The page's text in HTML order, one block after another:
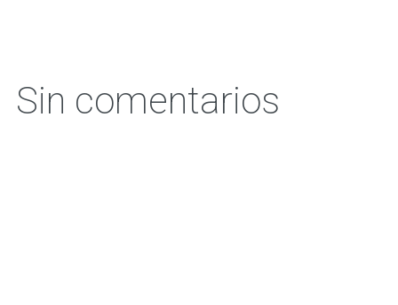
Sin comentarios